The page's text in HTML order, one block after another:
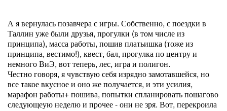
А я вернулась позавчера с игры. Собственно, с поездки в
Таллин уже были друзья, прогулки (в том числе из
принципа), масса работы, пошив платьишка (тоже из
принципа, вестимо!), квест, бал, прогулка по центру и
немного ВиЭ, вот теперь, лес, игра и полигон.
Честно говоря, я чувствую себя изрядно замотавшейся, но
все такое вкусное и оно же получается, и эти усилия,
марафон работы+ пошива, попытки спланировать пошагово
следующеую неделю и прочее - они не зря. Вот, перекроила